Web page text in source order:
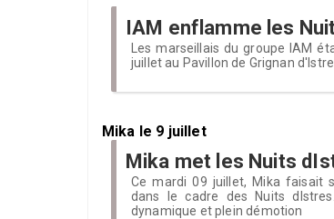
IAM enflamme les
Les marseillais du groupe IAM
juillet au Pavillon de Grignan
Mika le 9 juillet
Mika met les Nuits
Ce mardi 09 juillet, Mika faisait
dans le cadre des Nuits
dynamique et plein démotion